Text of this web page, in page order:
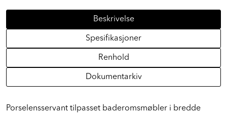
Beskrivelse
Spesifikasjoner
Renhold
Dokumentarkiv
Porselensservant tilpasset baderomsmøbler i bredde